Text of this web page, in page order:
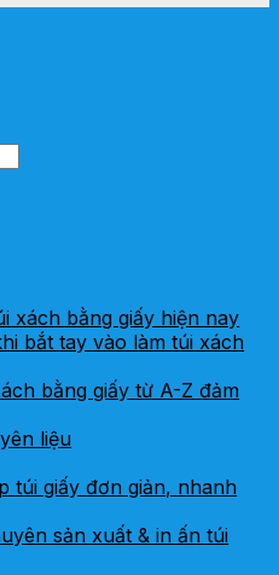
of Content
xách bằng giấy hiện nay
bắt tay vào làm túi xách
bằng giấy từ A-Z đảm
liệu
túi giấy đơn giản, nhanh
sản xuất & in ấn túi